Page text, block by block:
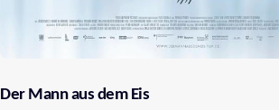
Der Mann aus dem Eis